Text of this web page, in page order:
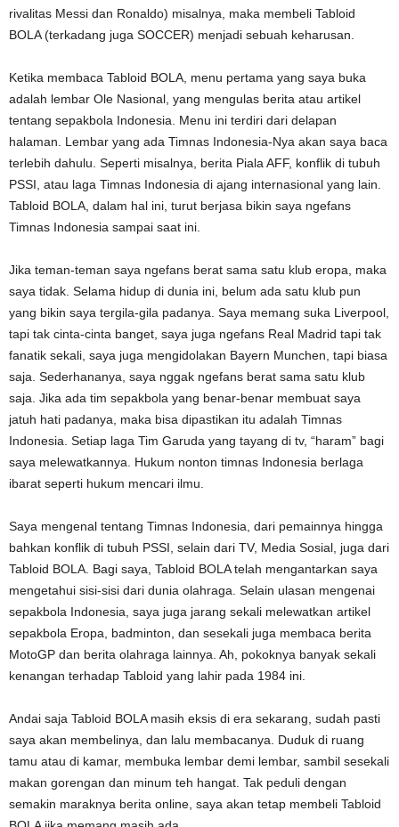
rivalitas Messi dan Ronaldo) misalnya, maka membeli Tabloid
BOLA (terkadang juga SOCCER) menjadi sebuah keharusan.
Ketika membaca Tabloid BOLA, menu pertama yang saya buka
adalah lembar Ole Nasional, yang mengulas berita atau artikel
tentang sepakbola Indonesia. Menu ini terdiri dari delapan
halaman. Lembar yang ada Timnas Indonesia-Nya akan saya baca
terlebih dahulu. Seperti misalnya, berita Piala AFF, konflik di tubuh
PSSI, atau laga Timnas Indonesia di ajang internasional yang lain.
Tabloid BOLA, dalam hal ini, turut berjasa bikin saya ngefans
Timnas Indonesia sampai saat ini.
Jika teman-teman saya ngefans berat sama satu klub eropa, maka
saya tidak. Selama hidup di dunia ini, belum ada satu klub pun
yang bikin saya tergila-gila padanya. Saya memang suka Liverpool,
tapi tak cinta-cinta banget, saya juga ngefans Real Madrid tapi tak
fanatik sekali, saya juga mengidolakan Bayern Munchen, tapi biasa
saja. Sederhananya, saya nggak ngefans berat sama satu klub
saja. Jika ada tim sepakbola yang benar-benar membuat saya
jatuh hati padanya, maka bisa dipastikan itu adalah Timnas
Indonesia. Setiap laga Tim Garuda yang tayang di tv, “haram” bagi
saya melewatkannya. Hukum nonton timnas Indonesia berlaga
ibarat seperti hukum mencari ilmu.
Saya mengenal tentang Timnas Indonesia, dari pemainnya hingga
bahkan konflik di tubuh PSSI, selain dari TV, Media Sosial, juga dari
Tabloid BOLA. Bagi saya, Tabloid BOLA telah mengantarkan saya
mengetahui sisi-sisi dari dunia olahraga. Selain ulasan mengenai
sepakbola Indonesia, saya juga jarang sekali melewatkan artikel
sepakbola Eropa, badminton, dan sesekali juga membaca berita
MotoGP dan berita olahraga lainnya. Ah, pokoknya banyak sekali
kenangan terhadap Tabloid yang lahir pada 1984 ini.
Andai saja Tabloid BOLA masih eksis di era sekarang, sudah pasti
saya akan membelinya, dan lalu membacanya. Duduk di ruang
tamu atau di kamar, membuka lembar demi lembar, sambil sesekali
makan gorengan dan minum teh hangat. Tak peduli dengan
semakin maraknya berita online, saya akan tetap membeli Tabloid